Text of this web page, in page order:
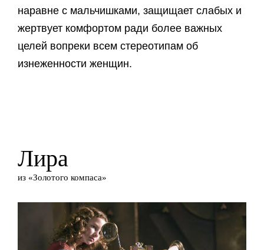
наравне с мальчишками, защищает слабых и
жертвует комфортом ради более важных
целей вопреки всем стереотипам об
изнеженности женщин.
Лира
из «Золотого компаса»